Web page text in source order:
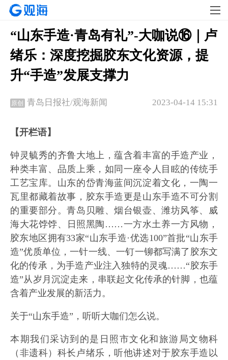
“山东手造·青岛有礼”-大咖说⑯｜卢
绪乐：深度挖掘胶东文化资源，提
升“手造”发展支撑力
原创 2023-04-14 15:31
青岛日报社/观海新闻
【开栏语】
钟灵毓秀的齐鲁大地上，蕴含着丰富的手造产业，
种类丰富、品质上乘，如同一座令人目眩的传统手
工艺宝库。山东的岱青海蓝间沉淀着文化，一陶一
瓦里都藏着故事，胶东手造更是山东手造不可分割
的重要部分。青岛贝雕、烟台银壶、潍坊风筝、威
海大花饽饽、日照黑陶……一方水土养一方风物，
胶东地区拥有33家“山东手造·优选100”首批“山东手
造”优质单位，一针一线、一钉一铆都写满了胶东文
化的传承，为手造产业注入独特的灵魂……“胶东手
造”从岁月沉淀走来，串联起文化传承的针脚，也蕴
含着产业发展的新活力。
关于“山东手造”，听听大咖们怎么说。
本期我们采访到的是日照市文化和旅游局文物科
（非遗科）科长卢绪乐，听他讲述对于胶东手造以